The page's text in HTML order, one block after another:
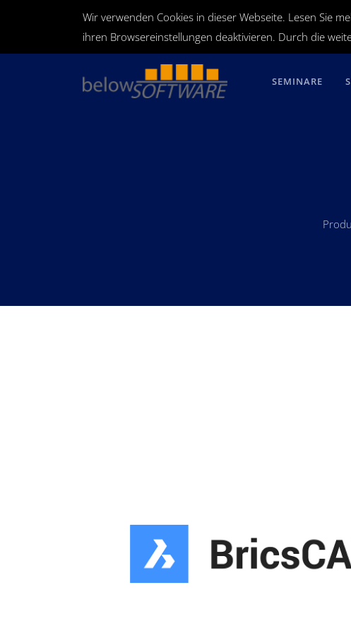
Wir verwenden Cookies in dieser Webseite. Lesen Sie
ihren Browsereinstellungen deaktivieren. Durch die
SEMINARE